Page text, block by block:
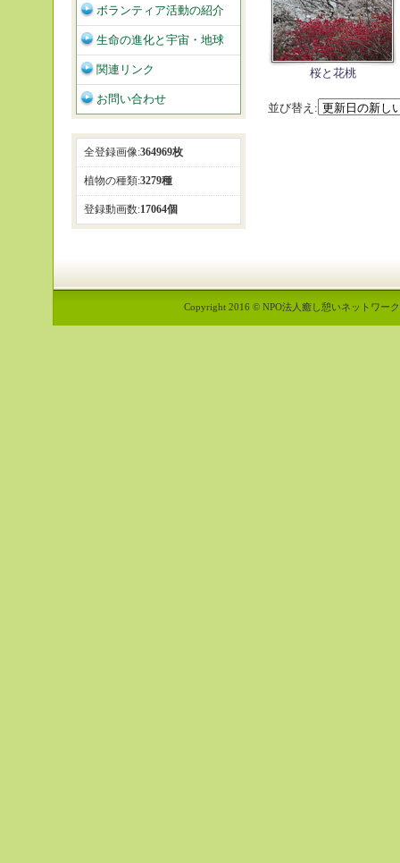
桜と花桃
並び替え:
ボランティア活動の紹介
生命の進化と宇宙・地球
関連リンク
お問い合わせ
全登録画像:364969枚
植物の種類:3279種
登録動画数:17064個
Copyright 2016 © NPO法人癒し憩いネットワー